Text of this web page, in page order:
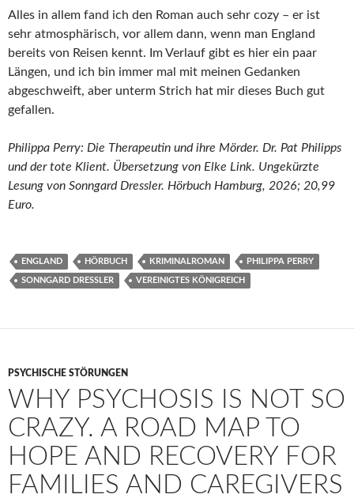
Alles in allem fand ich den Roman auch sehr cozy – er ist
sehr atmosphärisch, vor allem dann, wenn man England
bereits von Reisen kennt. Im Verlauf gibt es hier ein paar
Längen, und ich bin immer mal mit meinen Gedanken
abgeschweift, aber unterm Strich hat mir dieses Buch gut
gefallen.
Philippa Perry: Die Therapeutin und ihre Mörder. Dr. Pat Philipps
und der tote Klient. Übersetzung von Elke Link. Ungekürzte
Lesung von Sonngard Dressler. Hörbuch Hamburg, 2026; 20,99
Euro.
ENGLAND HÖRBUCH KRIMINALROMAN PHILIPPA PERRY
SONNGARD DRESSLER VEREINIGTES KÖNIGREICH
PSYCHISCHE STÖRUNGEN
WHY PSYCHOSIS IS NOT SO
CRAZY. A ROAD MAP TO
HOPE AND RECOVERY FOR
FAMILIES AND CAREGIVERS